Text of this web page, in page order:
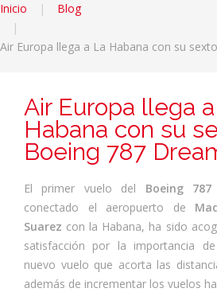
Inicio Blog
Air Europa llega a La Habana con su
Air Europa llega
Habana con su
Boeing 787
El primer vuelo del Boeing
conectado el aeropuerto de
Suarez con la Habana, ha sido
satisfacción por la importancia
nuevo vuelo que acorta las
además de incrementar los vuelos